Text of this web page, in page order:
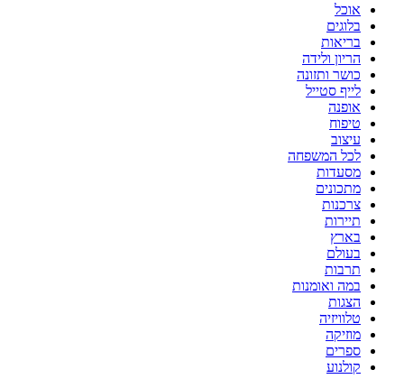
אוכל
בלוגים
בריאות
הריון ולידה
כושר ותזונה
לייף סטייל
אופנה
טיפוח
עיצוב
לכל המשפחה
מסעדות
מתכונים
צרכנות
תיירות
בארץ
בעולם
תרבות
במה ואומנות
הצגות
טלוויזיה
מוזיקה
ספרים
קולנוע